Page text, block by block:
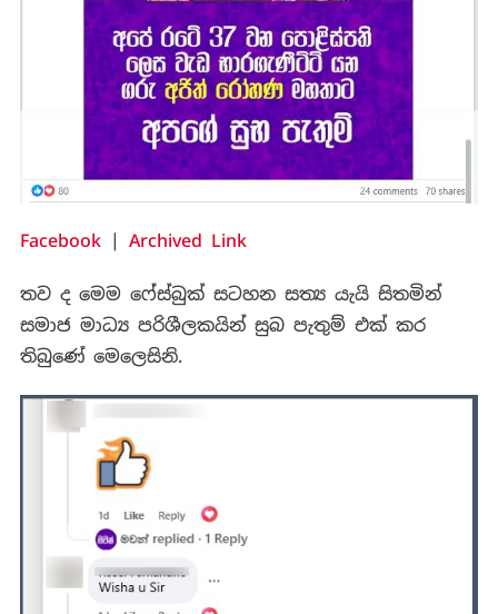
Facebook| Archived Link
තව ද මෙම ෆේස්බුක් සටහන සත්‍ය යැයි සිතමින්
සමාජ මාධ්‍ය පරිශීලකයින් සුබ පැතුම් එක් කර
තිබුණේ මෙලෙසිනි.